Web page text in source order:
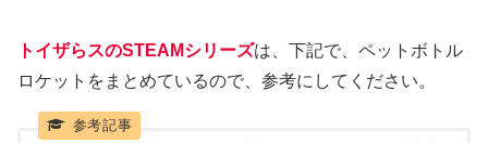
トイザらスのSTEAMシリーズは、下記で、ペットボトル
ロケットをまとめているので、参考にしてください。